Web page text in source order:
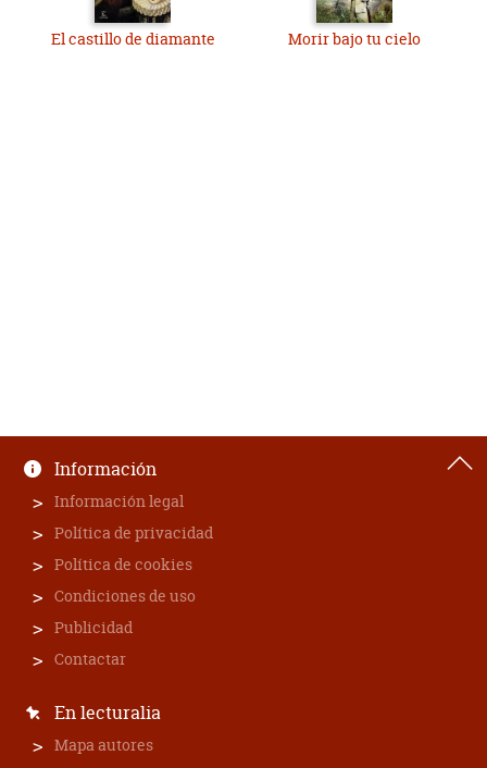
El castillo de diamante Morir bajo tu cielo
Información
Información legal
Política de privacidad
Política de cookies
Condiciones de uso
Publicidad
Contactar
En lecturalia
Mapa autores